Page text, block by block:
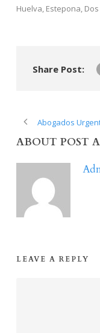
Huelva, Estepona,
Share Post:
Abogados
ABOUT POST
LEAVE A REPLY